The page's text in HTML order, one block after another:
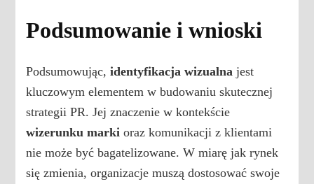
Podsumowanie i wnioski
Podsumowując,identyfikacja wizualna jest
kluczowym elementem w budowaniu skutecznej
strategii PR. Jej znaczenie w kontekście
wizerunku marki oraz komunikacji z klientami
nie może być bagatelizowane. W miarę jak rynek
się zmienia, organizacje muszą dostosować swoje